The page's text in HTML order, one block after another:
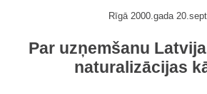
Rīgā 2000.gada
Par uzņemšanu
naturalizācijas